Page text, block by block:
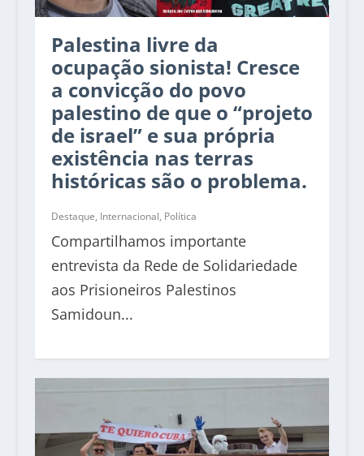
Palestina livre da
ocupação sionista! Cresce
a convicção do povo
palestino de que o “projeto
de israel” e sua própria
existência nas terras
históricas são o problema.
Destaque, Internacional, Política
Compartilhamos importante
entrevista da Rede de Solidariedade
aos Prisioneiros Palestinos
Samidoun...